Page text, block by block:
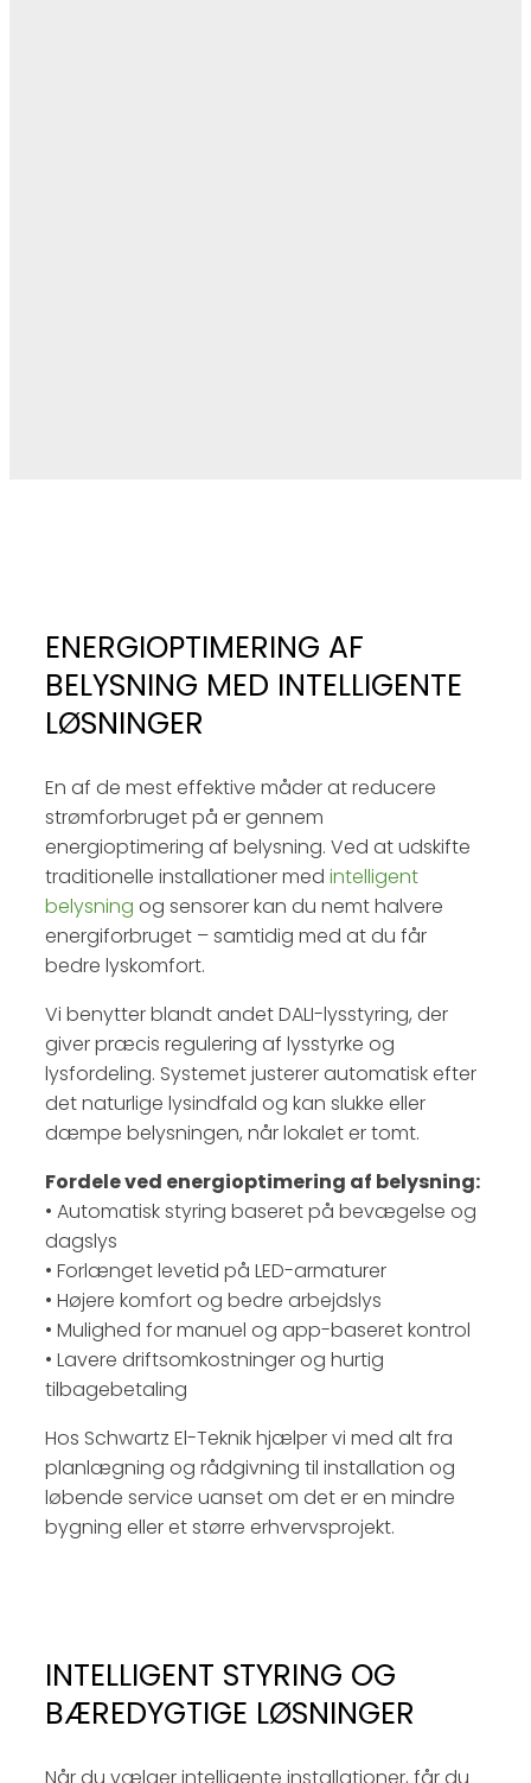
ENERGIOPTIMERING AF
BELYSNING MED INTELLIGENTE
LØSNINGER
En af de mest effektive måder at reducere
strømforbruget på er gennem
energioptimering af belysning. Ved at udskifte
traditionelle installationer med intelligent
belysning og sensorer kan du nemt halvere
energiforbruget – samtidig med at du får
bedre lyskomfort.​
Vi benytter blandt andet DALI-lysstyring, der
giver præcis regulering af lysstyrke og
lysfordeling. Systemet justerer automatisk efter
det naturlige lysindfald og kan slukke eller
dæmpe belysningen, når lokalet er tomt.​
Fordele ved energioptimering af belysning:
• Automatisk styring baseret på bevægelse og
dagslys
• Forlænget levetid på LED-armaturer
• Højere komfort og bedre arbejdslys
• Mulighed for manuel og app-baseret kontrol
• Lavere driftsomkostninger og hurtig
tilbagebetaling
Hos Schwartz El-Teknik hjælper vi med alt fra
planlægning og rådgivning til installation og
løbende service uanset om det er en mindre
bygning eller et større erhvervsprojekt.
INTELLIGENT STYRING OG
BÆREDYGTIGE LØSNINGER
Når du vælger intelligente installationer, får du